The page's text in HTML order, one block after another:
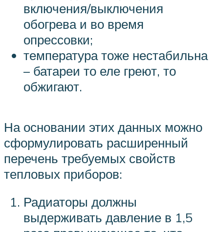
включения/выключения
обогрева и во время
опрессовки;
температура тоже нестабильна
– батареи то еле греют, то
обжигают.
На основании этих данных можно
сформулировать расширенный
перечень требуемых свойств
тепловых приборов:
Радиаторы должны
выдерживать давление в 1,5